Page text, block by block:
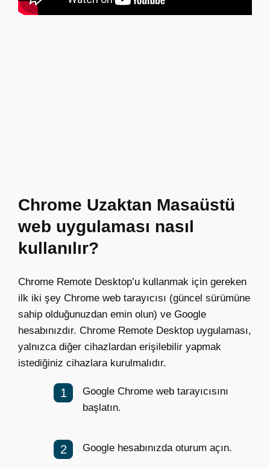
Chrome Uzaktan Masaüstü
web uygulaması nasıl
kullanılır?
Chrome Remote Desktop’u kullanmak için gereken
ilk iki şey Chrome web tarayıcısı (güncel sürümüne
sahip olduğunuzdan emin olun) ve Google
hesabınızdır. Chrome Remote Desktop uygulaması,
yalnızca diğer cihazlardan erişilebilir yapmak
istediğiniz cihazlara kurulmalıdır.
Google Chrome web tarayıcısını
başlatın.
Google hesabınızda oturum açın.